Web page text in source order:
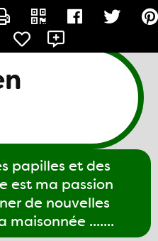
papilles et des
est ma passion
de nouvelles
maisonnée .......
GIGI61